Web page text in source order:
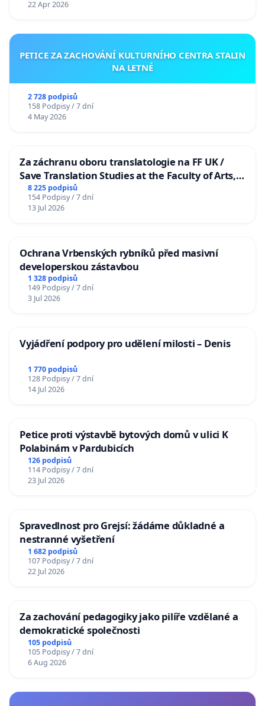
22 Apr 2026
PETICE ZA ZACHOVÁNÍ KULTURNÍHO CENTRA STALIN
NA LETNÉ
2 728 podpisů
158 Podpisy / 7 dní
4 May 2026
Za záchranu oboru translatologie na FF UK /
Save Translation Studies at the Faculty of Arts,
Charles University
8 225 podpisů
154 Podpisy / 7 dní
13 Jul 2026
Ochrana Vrbenských rybníků před masivní
developerskou zástavbou
1 328 podpisů
149 Podpisy / 7 dní
3 Jul 2026
Vyjádření podpory pro udělení milosti – Denis
1 770 podpisů
128 Podpisy / 7 dní
14 Jul 2026
Petice proti výstavbě bytových domů v ulici K
Polabinám v Pardubicích
126 podpisů
114 Podpisy / 7 dní
23 Jul 2026
Spravedlnost pro Grejsí: žádáme důkladné a
nestranné vyšetření
1 682 podpisů
107 Podpisy / 7 dní
22 Jul 2026
Za zachování pedagogiky jako pilíře vzdělané a
demokratické společnosti
105 podpisů
105 Podpisy / 7 dní
6 Aug 2026